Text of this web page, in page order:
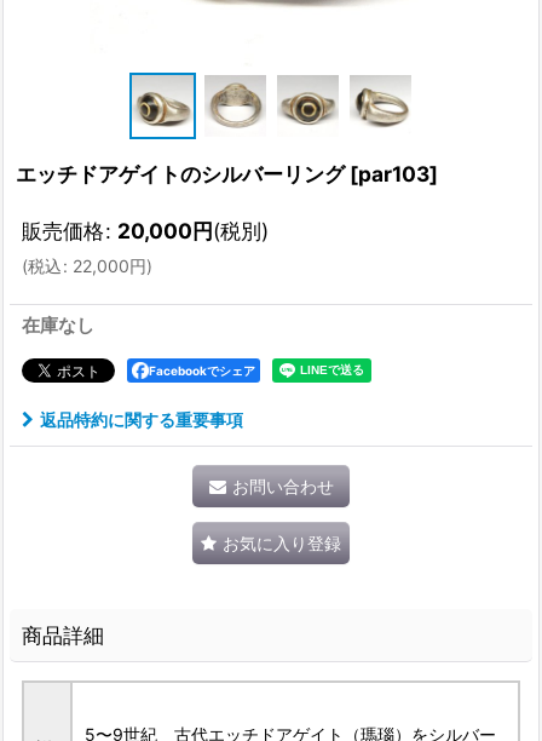
エッチドアゲイトのシルバーリング [par103]
販売価格: 20,000円(税別)
(税込: 22,000円)
在庫なし
Facebookでシェア
返品特約に関する重要事項
お問い合わせ
お気に入り登録
商品詳細
5〜9世紀 古代エッチドアゲイト（瑪瑙）をシルバー